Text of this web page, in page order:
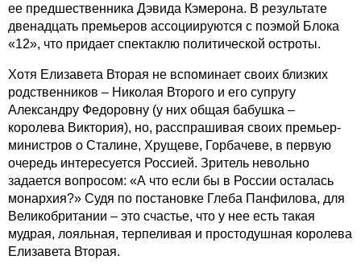
ее предшественника Дэвида Кэмерона. В результате
двенадцать премьеров ассоциируются с поэмой Блока
«12», что придает спектаклю политической остроты.
Хотя Елизавета Вторая не вспоминает своих близких
родственников – Николая Второго и его супругу
Александру Федоровну (у них общая бабушка –
королева Виктория), но, расспрашивая своих премьер-
министров о Сталине, Хрущеве, Горбачеве, в первую
очередь интересуется Россией. Зритель невольно
задается вопросом: «А что если бы в России осталась
монархия?» Судя по постановке Глеба Панфилова, для
Великобритании – это счастье, что у нее есть такая
мудрая, лояльная, терпеливая и простодушная королева
Елизавета Вторая.